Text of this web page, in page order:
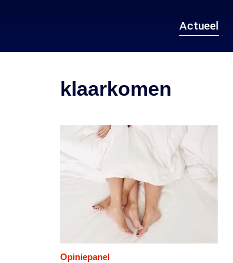
Actueel
klaarkomen
Opiniepanel